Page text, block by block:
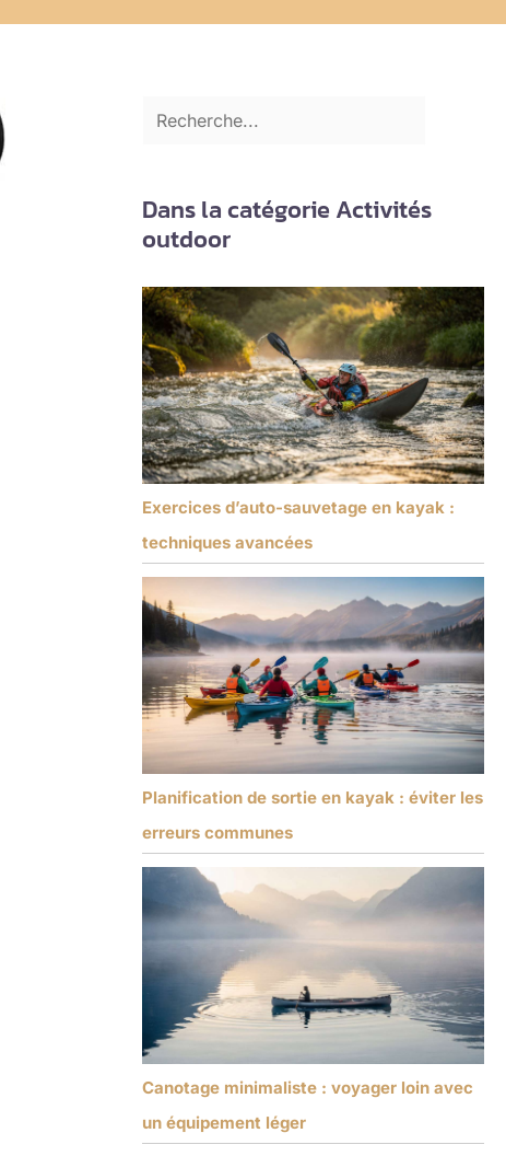
Dans la catégorie Activités
outdoor
Exercices d’auto-sauvetage en kayak :
techniques avancées
Planification de sortie en kayak : éviter les
erreurs communes
Canotage minimaliste : voyager loin avec
un équipement léger